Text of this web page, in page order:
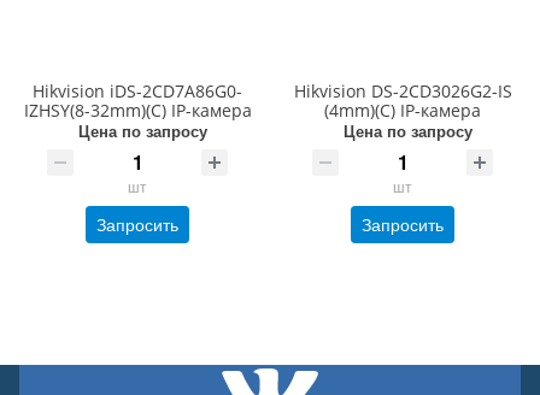
Hikvision iDS-2CD7A86G0-
IZHSY(8-32mm)(C) IP-камера
Цена по запросу
шт
Запросить
Hikvision DS-2CD3026G2-IS
(4mm)(C) IP-камера
Цена по запросу
шт
Запросить